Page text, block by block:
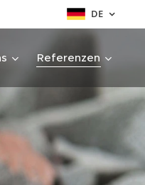
DE
Referenzen